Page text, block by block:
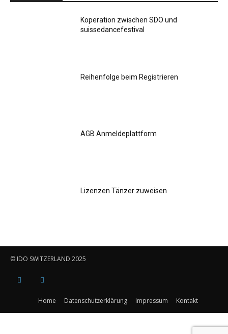
Koperation zwischen SDO und
suissedancefestival
Reihenfolge beim Registrieren
AGB Anmeldeplattform
Lizenzen Tänzer zuweisen
© IDO SWITZERLAND 2025
Home Datenschutzerklärung Impressum Kontakt